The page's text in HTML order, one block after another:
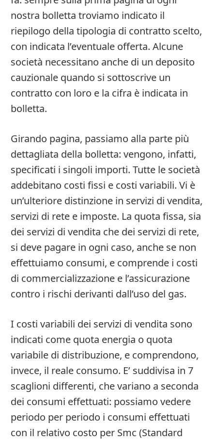
nostra bolletta troviamo indicato il
riepilogo della tipologia di contratto scelto,
con indicata l’eventuale offerta. Alcune
società necessitano anche di un deposito
cauzionale quando si sottoscrive un
contratto con loro e la cifra è indicata in
bolletta.
Girando pagina, passiamo alla parte più
dettagliata della bolletta: vengono, infatti,
specificati i singoli importi. Tutte le società
addebitano costi fissi e costi variabili. Vi è
un’ulteriore distinzione in servizi di vendita,
servizi di rete e imposte. La quota fissa, sia
dei servizi di vendita che dei servizi di rete,
si deve pagare in ogni caso, anche se non
effettuiamo consumi, e comprende i costi
di commercializzazione e l’assicurazione
contro i rischi derivanti dall’uso del gas.
I costi variabili dei servizi di vendita sono
indicati come quota energia o quota
variabile di distribuzione, e comprendono,
invece, il reale consumo. E’ suddivisa in 7
scaglioni differenti, che variano a seconda
dei consumi effettuati: possiamo vedere
periodo per periodo i consumi effettuati
con il relativo costo per Smc (Standard